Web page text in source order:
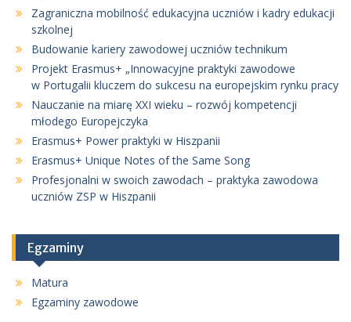
Zagraniczna mobilność edukacyjna uczniów i kadry edukacji
szkolnej
Budowanie kariery zawodowej uczniów technikum
Projekt Erasmus+ „Innowacyjne praktyki zawodowe
w Portugalii kluczem do sukcesu na europejskim rynku pracy
Nauczanie na miarę XXI wieku – rozwój kompetencji
młodego Europejczyka
Erasmus+ Power praktyki w Hiszpanii
Erasmus+ Unique Notes of the Same Song
Profesjonalni w swoich zawodach – praktyka zawodowa
uczniów ZSP w Hiszpanii
Egzaminy
Matura
Egzaminy zawodowe